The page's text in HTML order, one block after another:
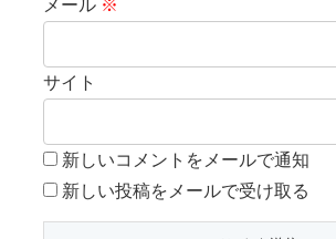
メール ※
サイト
新しいコメントをメールで通知
新しい投稿をメールで受け取る